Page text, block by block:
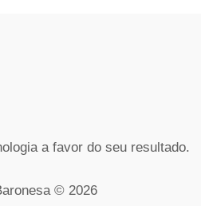
a favor do seu resultado.
© 2026